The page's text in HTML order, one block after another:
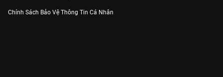
Chính Sách Bảo Vệ Thông Tin Cá Nhân